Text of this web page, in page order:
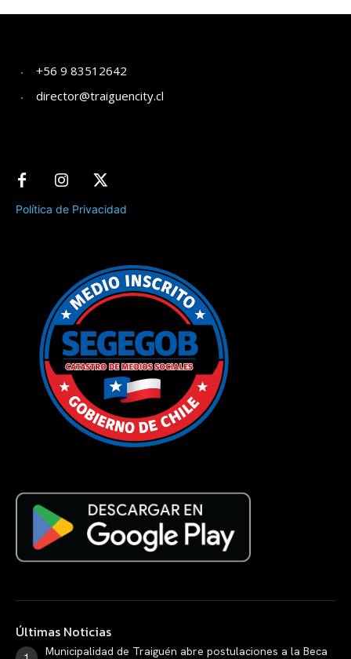
+56 9 83512642
director@traiguencity.cl
Política de Privacidad
Últimas Noticias
Municipalidad de Traiguén abre postulaciones a la Beca